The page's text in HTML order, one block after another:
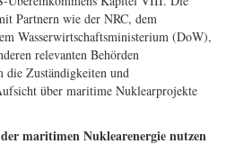
Partnern wie der NRC, dem
Wasserwirtschaftsministerium (DoW),
relevanten Behörden
die Zuständigkeiten und
über maritime Nuklearprojekte
maritimen Nuklearenergie nutzen